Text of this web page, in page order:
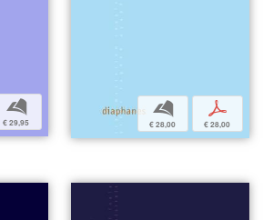
b
€ 29,95
b
€ 28,00
p
€ 28,00